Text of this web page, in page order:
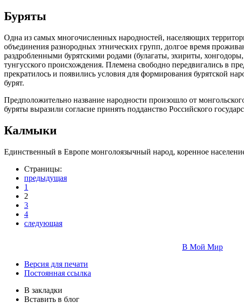
Буряты
Одна из самых многочисленных народностей, населяющих
объединения разнородных этнических групп, долгое время
раздробленными бурятскими родами (булагаты, эхириты,
тунгусского происхождения. Племена свободно передвигались в
прекратилось и появились условия для формирования бурятской
бурят.
Предположительно название народности произошло от
буряты выразили согласие принять подданство Российского
Калмыки
Единственный в Европе монголоязычный народ, коренное
Страницы:
предыдущая
1
2
3
4
следующая
В Мой Мир
Версия для печати
Постоянная ссылка
В закладки
Вставить в блог